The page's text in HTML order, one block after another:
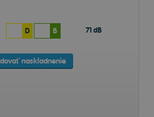
D B 71 dB
naskladnenie